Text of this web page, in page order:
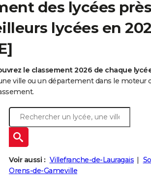
des lycées
lycées en
le classement 2026 de chaque
ville ou un département dans le moteur
Voir aussi : Villefranche-de-Lauragais
Orens-de-Gameville